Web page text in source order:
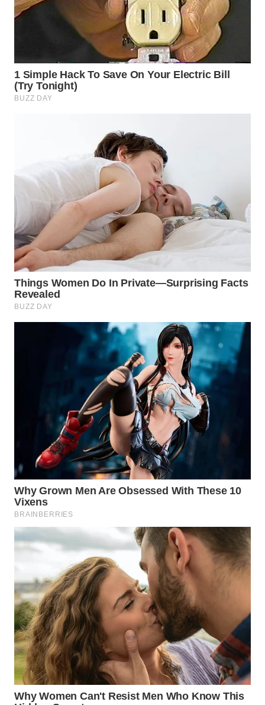
WN
SAMOSIR
WN
SUMEDANG
WN
CIANJUR
KEPULAUAN
SERIBU
WN
INDRAMAYU
WN
KUNINGAN
MAJALENGKA
WN
SUBANG
WN
SUKABUMI
WN
PURWAKARTA